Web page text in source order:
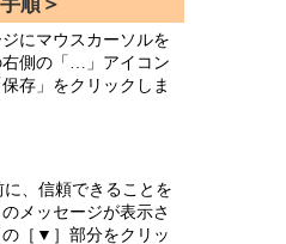
にマウスカーソルを
側の「…」アイコン
存」をクリックしま
に、信頼できることを
メッセージが表示さ
［▼］部分をクリッ